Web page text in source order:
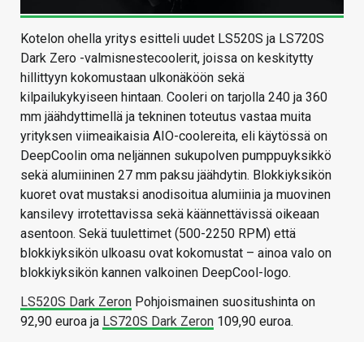
Kotelon ohella yritys esitteli uudet LS520S ja LS720S
Dark Zero -valmisnestecoolerit, joissa on keskitytty
hillittyyn kokomustaan ulkonäköön sekä
kilpailukykyiseen hintaan. Cooleri on tarjolla 240 ja 360
mm jäähdyttimellä ja tekninen toteutus vastaa muita
yrityksen viimeaikaisia AIO-coolereita, eli käytössä on
DeepCoolin oma neljännen sukupolven pumppuyksikkö
sekä alumiininen 27 mm paksu jäähdytin. Blokkiyksikön
kuoret ovat mustaksi anodisoitua alumiinia ja muovinen
kansilevy irrotettavissa sekä käännettävissä oikeaan
asentoon. Sekä tuulettimet (500-2250 RPM) että
blokkiyksikön ulkoasu ovat kokomustat – ainoa valo on
blokkiyksikön kannen valkoinen DeepCool-logo.
LS520S Dark Zeron Pohjoismainen suositushinta on
92,90 euroa ja LS720S Dark Zeron 109,90 euroa.